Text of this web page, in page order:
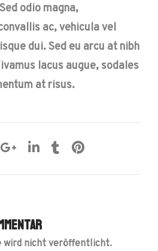
odio magna,
ac, vehicula vel
dui. Sed eu arcu at nibh
lacus augue, sodales
at risus.
wird nicht veröffentlicht.